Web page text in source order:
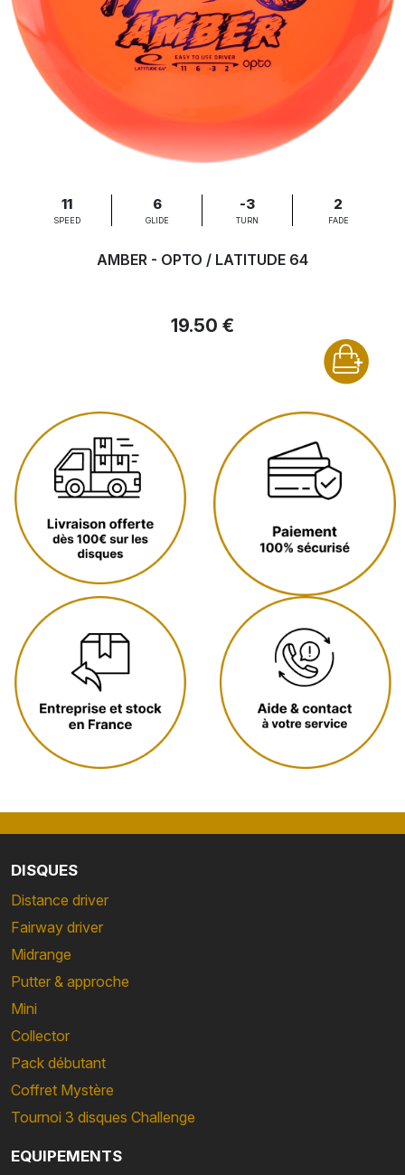
11
SPEED
6
GLIDE
-3
TURN
2
FADE
AMBER - OPTO / LATITUDE 64
19.50 €
DISQUES
Distance driver
Fairway driver
Midrange
Putter & approche
Mini
Collector
Pack débutant
Coffret Mystère
Tournoi 3 disques Challenge
EQUIPEMENTS